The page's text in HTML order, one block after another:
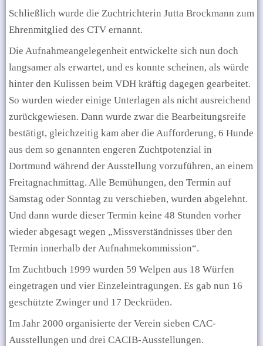
Schließlich wurde die Zuchtrichterin Jutta Brockmann zum
Ehrenmitglied des CTV ernannt.
Die Aufnahmeangelegenheit entwickelte sich nun doch
langsamer als erwartet, und es konnte scheinen, als würde
hinter den Kulissen beim VDH kräftig dagegen gearbeitet.
So wurden wieder einige Unterlagen als nicht ausreichend
zurückgewiesen. Dann wurde zwar die Bearbeitungsreife
bestätigt, gleichzeitig kam aber die Aufforderung, 6 Hunde
aus dem so genannten engeren Zuchtpotenzial in
Dortmund während der Ausstellung vorzuführen, an einem
Freitagnachmittag. Alle Bemühungen, den Termin auf
Samstag oder Sonntag zu verschieben, wurden abgelehnt.
Und dann wurde dieser Termin keine 48 Stunden vorher
wieder abgesagt wegen „Missverständnisses über den
Termin innerhalb der Aufnahmekommission“.
Im Zuchtbuch 1999 wurden 59 Welpen aus 18 Würfen
eingetragen und vier Einzeleintragungen. Es gab nun 16
geschützte Zwinger und 17 Deckrüden.
Im Jahr 2000 organisierte der Verein sieben CAC-
Ausstellungen und drei CACIB-Ausstellungen.